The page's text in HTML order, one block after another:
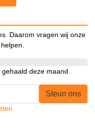
Daarom vragen wij onze
deze maand
Steun ons